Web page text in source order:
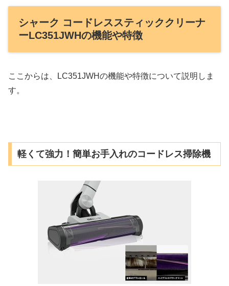
シャーク コードレススティッククリーナ
ーLC351JWHの機能や特徴
ここからは、LC351JWHの機能や特徴について説明しま
す。
軽くて強力！簡単お手入れのコードレス掃除機